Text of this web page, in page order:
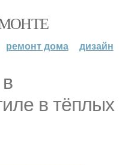
ремонт дома дизайн
в тёплых